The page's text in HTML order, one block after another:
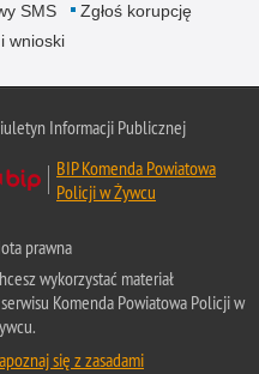
SMS
Zgłoś korupcję
wnioski
Informacji Publicznej
BIP Komenda Powiatowa
Policji w Żywcu
prawna
wykorzystać materiał
Komenda Powiatowa Policji w
się z zasadami